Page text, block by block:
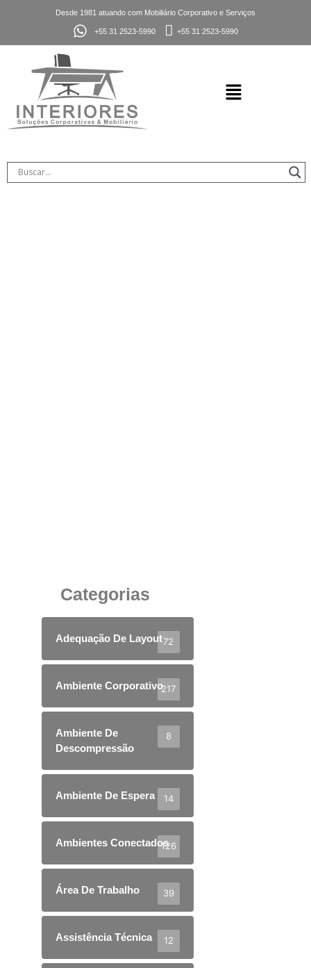
Desde 1981 atuando com Mobiliário Corporativo e Serviços
+55 31 2523-5990 +55 31 2523-5990
Categorias
Adequação De Layout72
Ambiente Corporativo217
Ambiente De
Descompressão
8
Ambiente De Espera 14
Ambientes Conectados126
Área De Trabalho 39
Assistência Técnica 12